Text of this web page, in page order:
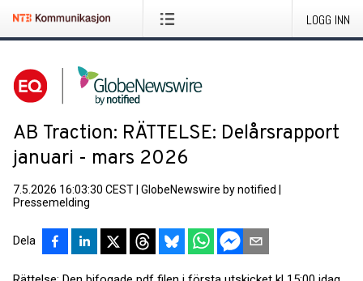
LOGG INN
AB Traction: RÄTTELSE: Delårsrapport
januari - mars 2026
7.5.2026 16:03:30 CEST GlobeNewswire by notified
Pressemelding
Dela